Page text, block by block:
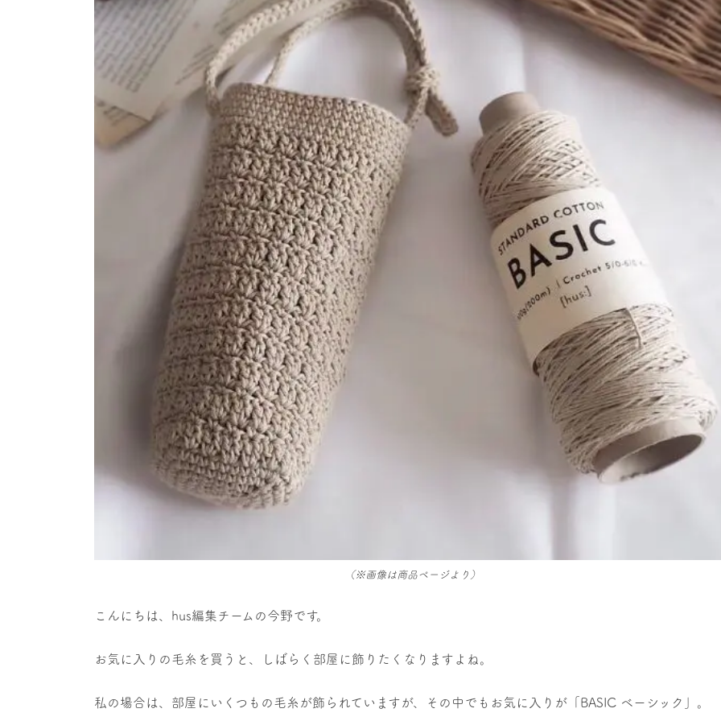
（※画像は商品ページより）
こんにちは、hus編集チームの今野です。
お気に入りの毛糸を買うと、しばらく部屋に飾りたくなりますよね。
私の場合は、部屋にいくつもの毛糸が飾られていますが、その中でもお気に入りが 「BASIC ベーシック」。